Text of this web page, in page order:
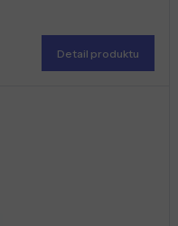
Detail produktu